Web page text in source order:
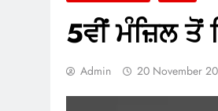
5ਵੀਂ ਮੰਜ਼ਿਲ
Admin 20 November